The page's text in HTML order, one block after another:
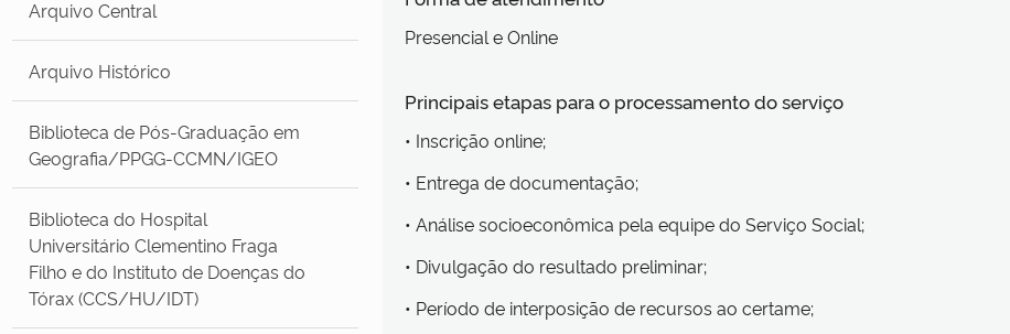
Arquivo Central
Arquivo Histórico
Biblioteca de Pós-Graduação em
Geografia/PPGG-CCMN/IGEO
Biblioteca do Hospital
Universitário Clementino Fraga
Filho e do Instituto de Doenças do
Tórax (CCS/HU/IDT)
Presencial e Online
Principais etapas para o processamento do serviço
• Inscrição online;
• Entrega de documentação;
• Análise socioeconômica pela equipe do Serviço Social;
• Divulgação do resultado preliminar;
• Período de interposição de recursos ao certame;